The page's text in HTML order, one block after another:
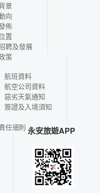
景
向
佈
置
聘及發展
策
航班資料
航空公司資料
惡劣天氣通知
簽證及入境須知
任細則 永安旅遊APP